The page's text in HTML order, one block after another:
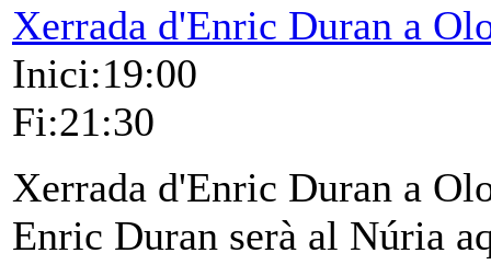
Xerrada d'Enric Duran a
Inici:19:00
Fi:21:30
Xerrada d'Enric Duran a
Enric Duran serà al Núria